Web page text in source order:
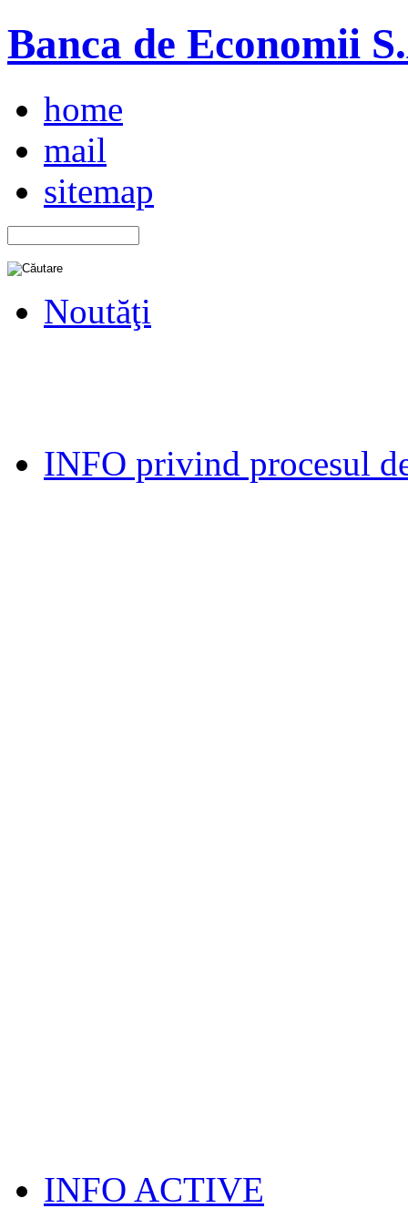
Banca de Economii
home
mail
sitemap
Noutăţi
INFO privind procesul
INFO ACTIVE